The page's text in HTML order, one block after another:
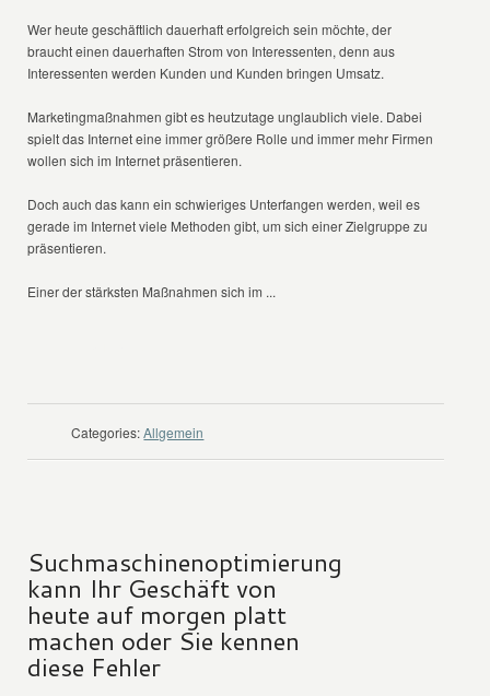
Wer heute geschäftlich dauerhaft erfolgreich sein möchte, der
braucht einen dauerhaften Strom von Interessenten, denn aus
Interessenten werden Kunden und Kunden bringen Umsatz.
Marketingmaßnahmen gibt es heutzutage unglaublich viele. Dabei
spielt das Internet eine immer größere Rolle und immer mehr Firmen
wollen sich im Internet präsentieren.
Doch auch das kann ein schwieriges Unterfangen werden, weil es
gerade im Internet viele Methoden gibt, um sich einer Zielgruppe zu
präsentieren.
Einer der stärksten Maßnahmen sich im ...
Categories: Allgemein
Suchmaschinenoptimierung
kann Ihr Geschäft von
heute auf morgen platt
machen oder Sie kennen
diese Fehler